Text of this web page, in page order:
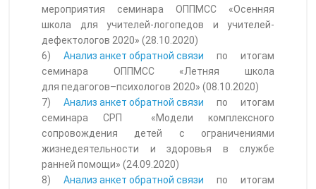
мероприятия семинара ОППМСС «Осенняя
школа для учителей-логопедов и учителей-
дефектологов 2020» (28.10.2020)
6) Анализ анкет обратной связи по итогам
семинара ОППМСС «Летняя школа
для педагогов–психологов 2020» (08.10.2020)
7) Анализ анкет обратной связи по итогам
семинара СРП «Модели комплексного
сопровождения детей с ограничениями
жизнедеятельности и здоровья в службе
ранней помощи» (24.09.2020)
8) Анализ анкет обратной связи по итогам